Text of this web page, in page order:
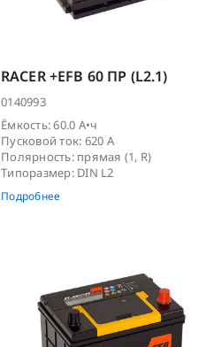
RACER +EFB 60 ПР (L2.1)
0140993
Ёмкость: 60.0 А•ч
Пусковой ток: 620 А
Полярность: прямая (1, R)
Типоразмер: DIN L2
Подробнее